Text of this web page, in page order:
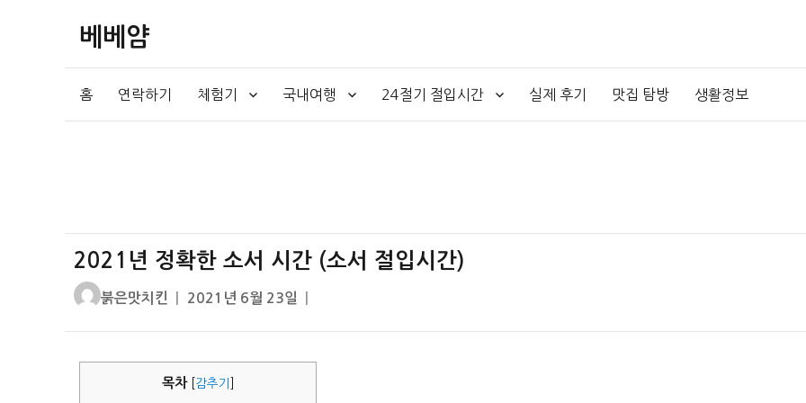
베베얌
홈 연락하기 체험기 국내여행 24절기 절입시간 실제 후기 맛집 탐방 생활정보
2021년 정확한 소서 시간 (소서 절입시간)
글
붉은맛치킨
작
자
2021년 6월 23일
목차 감추기